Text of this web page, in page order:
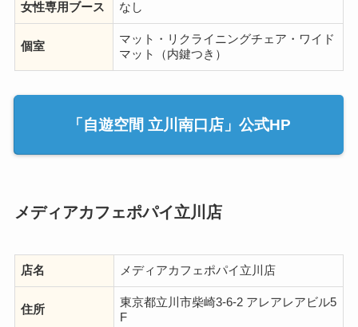
女性専用ブース なし
個室
マット・リクライニングチェア・ワイド
マット（内鍵つき）
「自遊空間 立川南口店」公式HP
メディアカフェポパイ立川店
店名 メディアカフェポパイ立川店
住所
東京都立川市柴崎3-6-2 アレアレアビル5
F